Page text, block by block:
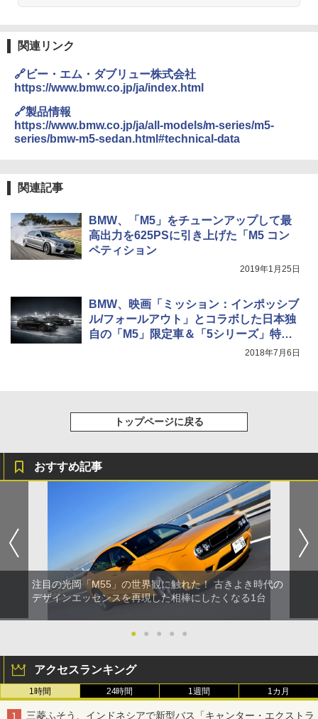
関連リンク
🔗ビー・エム・ダブリュー株式会社
https://www.bmw.co.jp/ja/index.html
🔗製品情報
https://www.bmw.co.jp/ja/all-models/m-series/m5-
series/bmw-m5-sedan.html#technical-data
関連記事
BMW、「M5」をチューンアップして最
高出力を625PSに引き上げた「M5 コン
ペティション
2019年1月25日
BMW、映画「ミッション：インポッシブ
ル/フォールアウト」とコラボした日本独
自の「M5」限定車＆「5シリーズ」特別
2018年7月6日
トップページに戻る
おすすめ記事
注目の光岡「M55」の世界観に触れた！ 古きよき時代の
デザインエッセンスを再現した相棒にしたくなる1台
● ● ● ● ●
アクセスランキング
1時間 24時間 1週間 1カ月
三菱ふそう、インドネシアで新型バス「キャンター・エクストラ